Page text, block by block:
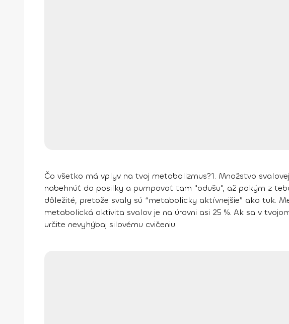
Čo všetko má vplyv na tvoj metabolizmus?1. Množstvo
nabehnúť do posilky a pumpovať tam "odušu", až pokým z
dôležité, pretože svaly sú “metabolicky aktívnejšie” ako tuk.
metabolická aktivita svalov je na úrovni asi 25 %. Ak sa v
určite nevyhýbaj silovému cvičeniu.